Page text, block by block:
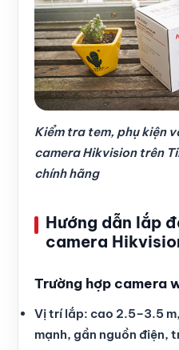
Kiểm tra tem, phụ kiện
camera Hikvision trên
chính hãng
Hướng dẫn lắp
camera
Trường hợp camera
Vị trí lắp: cao 2.5–3.5
mạnh, gần nguồn điện,